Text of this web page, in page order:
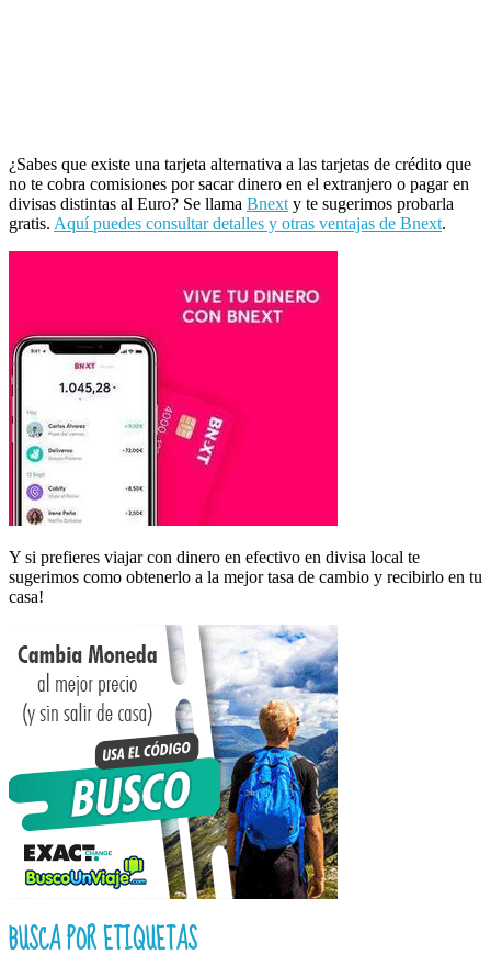
¿Sabes que existe una tarjeta alternativa a las tarjetas de crédito que
no te cobra comisiones por sacar dinero en el extranjero o pagar en
divisas distintas al Euro? Se llama Bnext y te sugerimos probarla
gratis. Aquí puedes consultar detalles y otras ventajas de Bnext.
Y si prefieres viajar con dinero en efectivo en divisa local te
sugerimos como obtenerlo a la mejor tasa de cambio y recibirlo en tu
casa!
BUSCA POR ETIQUETAS